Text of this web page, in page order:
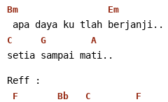
Bm Em
apa daya ku tlah berjanji..
C G A
setia sampai mati..
Reff :
F Bb C F